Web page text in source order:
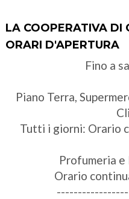
LA COOPERATIVA DI
ORARI D'APERTURA
Fino a
Piano Terra,
Tutti i giorni: Orario
Profumeria e
Orario